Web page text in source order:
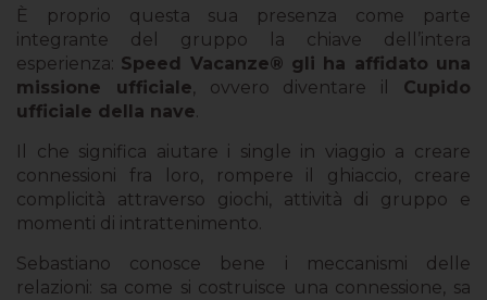
È proprio questa sua presenza come parte
integrante del gruppo la chiave dell’intera
esperienza: Speed Vacanze® gli ha affidato una
missione ufficiale, ovvero diventare il Cupido
ufficiale della nave.
Il che significa aiutare i single in viaggio a creare
connessioni fra loro, rompere il ghiaccio, creare
complicità attraverso giochi, attività di gruppo e
momenti di intrattenimento.
Sebastiano conosce bene i meccanismi delle
relazioni: sa come si costruisce una connessione, sa